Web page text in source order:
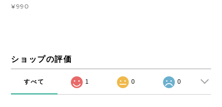
¥990
ショップの評価
すべて 1 0 0